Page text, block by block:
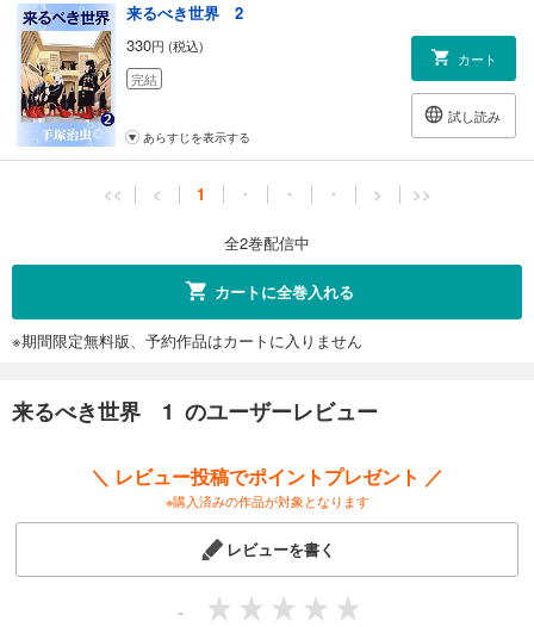
来るべき世界 2
330円 (税込)
完結
カート
試し読み
あらすじを表示する
<< < 1 ・ ・ ・ > >>
全2巻配信中
カートに全巻入れる
※期間限定無料版、予約作品はカートに入りません
来るべき世界 1 のユーザーレビュー
＼ レビュー投稿でポイントプレゼント ／
※購入済みの作品が対象となります
レビューを書く
-